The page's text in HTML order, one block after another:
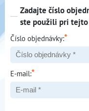
Zadajte číslo
ste použili pri tejto
Číslo objednávky:*
E-mail:*